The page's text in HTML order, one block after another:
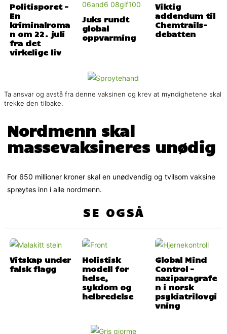
Politisporet –
En
kriminalroma
n om 22. juli
fra det
virkelige liv
Juks rundt
global
oppvarming
Viktig
addendum til
Chemtrails-
debatten
Ta ansvar og avstå fra denne vaksinen og krev at myndighetene skal
trekke den tilbake.
Nordmenn skal
massevaksineres unødig
For 650 millioner kroner skal en unødvendig og tvilsom vaksine
sprøytes inn i alle nordmenn.
SE OGSÅ
Vitskap under
falsk flagg
Holistisk
modell for
helse,
sykdom og
helbredelse
Global Mind
Control –
naziparagrafe
n i norsk
psykiatrilovgi
vning